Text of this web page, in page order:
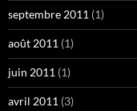
septembre 2011 (1)
août 2011 (1)
juin 2011 (1)
avril 2011 (3)